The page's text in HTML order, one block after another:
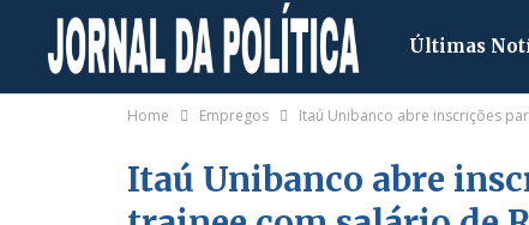
Últimas
Home Empregos Itaú Unibanco abre inscrições
Itaú Unibanco abre